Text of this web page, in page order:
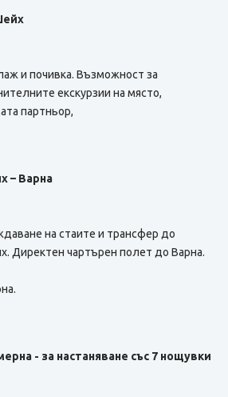
и почивка. Възможност за
екскурзии на място,
партньор,
– Варна
на стаите и трансфер до
Директен чартърен полет до Варна.
- за настаняване със 7 нощувки